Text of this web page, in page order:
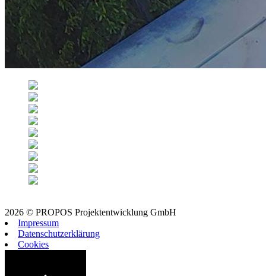
2026 © PROPOS Projektentwicklung GmbH
Impressum
Datenschutzerklärung
Cookies